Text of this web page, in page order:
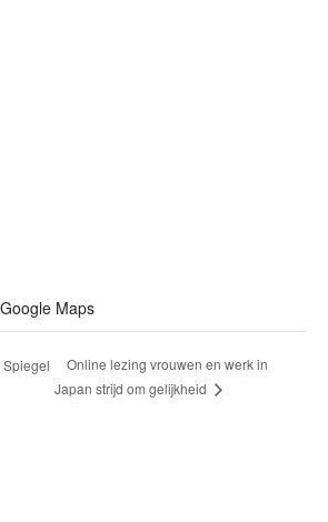
Maps
Spiegel
Online lezing vrouwen en werk in
Japan strijd om gelijkheid